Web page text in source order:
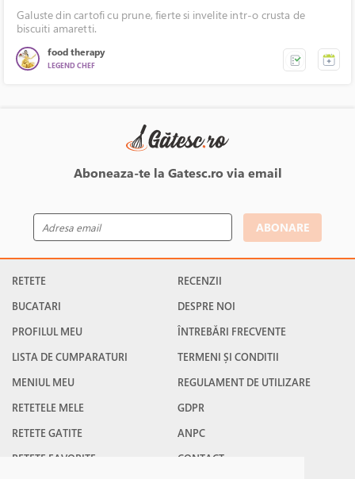
Galuste din cartofi cu prune, fierte si invelite intr-o crusta de
biscuiti amaretti.
food therapy
LEGEND CHEF
Aboneaza-te la Gatesc.ro via email
ABONARE
RETETE
BUCATARI
PROFILUL MEU
LISTA DE CUMPARATURI
MENIUL MEU
RETETELE MELE
RETETE GATITE
RETETE FAVORITE
RECENZII
DESPRE NOI
ÎNTREBĂRI FRECVENTE
TERMENI ȘI CONDITII
REGULAMENT DE UTILIZARE
GDPR
ANPC
CONTACT